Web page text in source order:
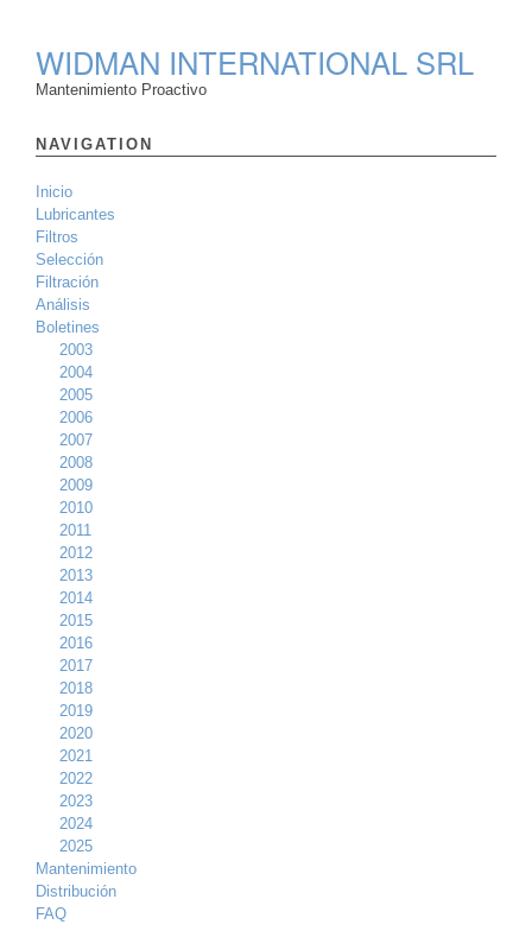
WIDMAN INTERNATIONAL SRL
Mantenimiento Proactivo
NAVIGATION
Inicio
Lubricantes
Filtros
Selección
Filtración
Análisis
Boletines
2003
2004
2005
2006
2007
2008
2009
2010
2011
2012
2013
2014
2015
2016
2017
2018
2019
2020
2021
2022
2023
2024
2025
Mantenimiento
Distribución
FAQ